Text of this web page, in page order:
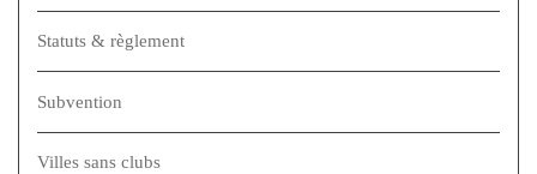
Statuts & règlement
Subvention
Villes sans clubs